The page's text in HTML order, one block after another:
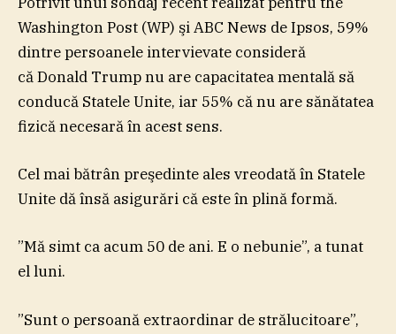
Washington Post (WP) şi ABC News de Ipsos, 59%
dintre persoanele intervievate consideră
că Donald Trump nu are capacitatea mentală să
conducă Statele Unite, iar 55% că nu are sănătatea
fizică necesară în acest sens.
Cel mai bătrân preşedinte ales vreodată în Statele
Unite dă însă asigurări că este în plină formă.
”Mă simt ca acum 50 de ani. E o nebunie”, a tunat
el luni.
”Sunt o persoană extraordinar de strălucitoare”,